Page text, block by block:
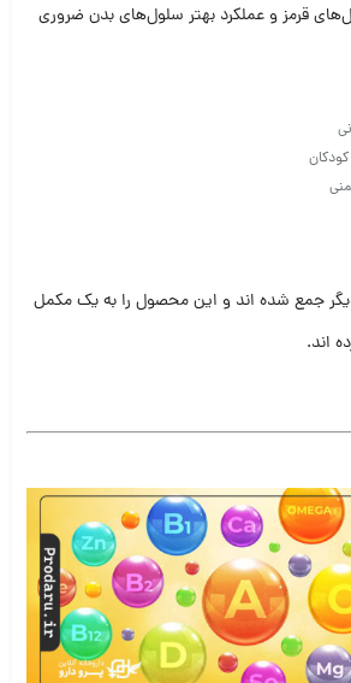
قرمز و عملکرد بهتر سلول‌های بدن ضروری
جمع شده اند و این محصول را به یک مکمل
اند.